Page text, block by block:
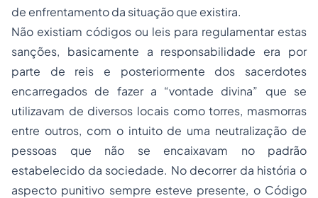
de enfrentamento da situação que existira.
Não existiam códigos ou leis para regulamentar estas
sanções, basicamente a responsabilidade era por
parte de reis e posteriormente dos sacerdotes
encarregados de fazer a “vontade divina” que se
utilizavam de diversos locais como torres, masmorras
entre outros, com o intuito de uma neutralização de
pessoas que não se encaixavam no padrão
estabelecido da sociedade. No decorrer da história o
aspecto punitivo sempre esteve presente, o Código